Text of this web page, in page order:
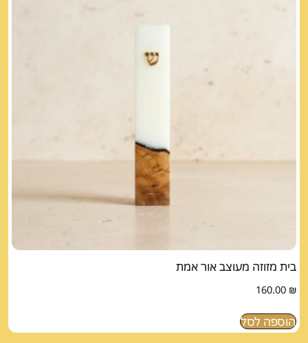
בית מזוזה מעוצב אור אמת
160.00 ₪
הוספה לסל